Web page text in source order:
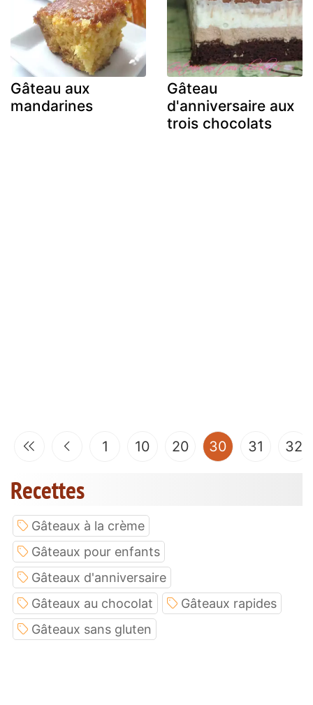
Gâteau aux
mandarines
Gâteau
d'anniversaire aux
trois chocolats
1 10 20 30 (current)
31 32
Recettes
Gâteaux à la crème
Gâteaux pour enfants
Gâteaux d'anniversaire
Gâteaux au chocolat
Gâteaux rapides
Gâteaux sans gluten